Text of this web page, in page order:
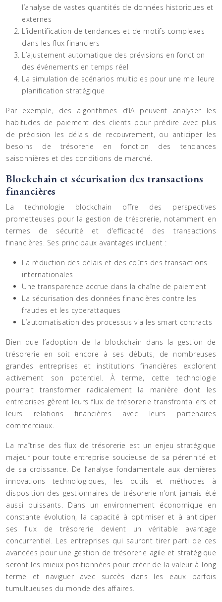
l’analyse de vastes quantités de données historiques et
externes
L’identification de tendances et de motifs complexes
dans les flux financiers
L’ajustement automatique des prévisions en fonction
des événements en temps réel
La simulation de scénarios multiples pour une meilleure
planification stratégique
Par exemple, des algorithmes d’IA peuvent analyser les
habitudes de paiement des clients pour prédire avec plus
de précision les délais de recouvrement, ou anticiper les
besoins de trésorerie en fonction des tendances
saisonnières et des conditions de marché.
Blockchain et sécurisation des transactions
financières
La technologie blockchain offre des perspectives
prometteuses pour la gestion de trésorerie, notamment en
termes de sécurité et d’efficacité des transactions
financières. Ses principaux avantages incluent :
La réduction des délais et des coûts des transactions
internationales
Une transparence accrue dans la chaîne de paiement
La sécurisation des données financières contre les
fraudes et les cyberattaques
L’automatisation des processus via les smart contracts
Bien que l’adoption de la blockchain dans la gestion de
trésorerie en soit encore à ses débuts, de nombreuses
grandes entreprises et institutions financières explorent
activement son potentiel. À terme, cette technologie
pourrait transformer radicalement la manière dont les
entreprises gèrent leurs flux de trésorerie transfrontaliers et
leurs relations financières avec leurs partenaires
commerciaux.
La maîtrise des flux de trésorerie est un enjeu stratégique
majeur pour toute entreprise soucieuse de sa pérennité et
de sa croissance. De l’analyse fondamentale aux dernières
innovations technologiques, les outils et méthodes à
disposition des gestionnaires de trésorerie n’ont jamais été
aussi puissants. Dans un environnement économique en
constante évolution, la capacité à optimiser et à anticiper
ses flux de trésorerie devient un véritable avantage
concurrentiel. Les entreprises qui sauront tirer parti de ces
avancées pour une gestion de trésorerie agile et stratégique
seront les mieux positionnées pour créer de la valeur à long
terme et naviguer avec succès dans les eaux parfois
tumultueuses du monde des affaires.